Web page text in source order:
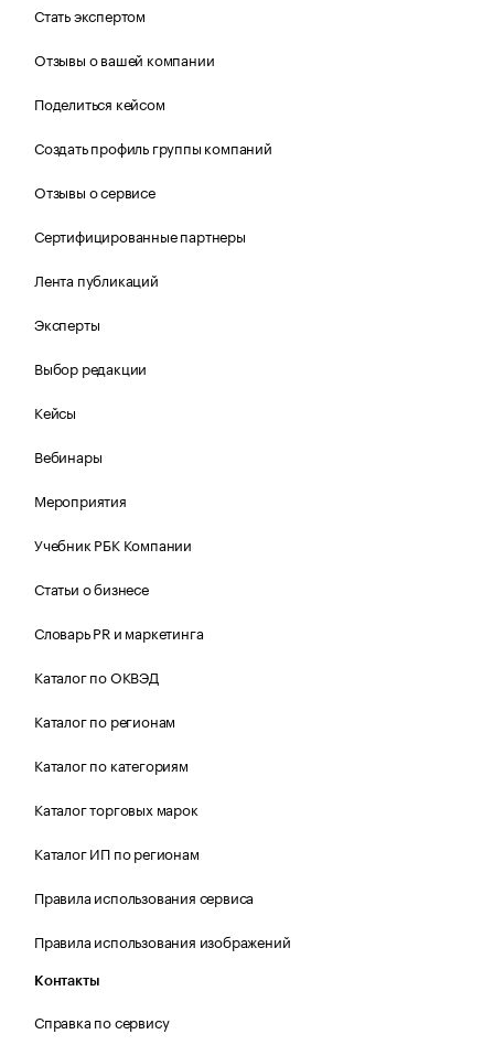
Стать экспертом
Отзывы о вашей компании
Поделиться кейсом
Создать профиль группы компаний
Отзывы о сервисе
Сертифицированные партнеры
Лента публикаций
Эксперты
Выбор редакции
Кейсы
Вебинары
Мероприятия
Учебник РБК Компании
Статьи о бизнесе
Словарь PR и маркетинга
Каталог по ОКВЭД
Каталог по регионам
Каталог по категориям
Каталог торговых марок
Каталог ИП по регионам
Правила использования сервиса
Правила использования изображений
Контакты
Справка по сервису